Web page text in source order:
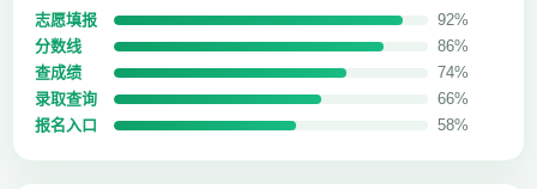
志愿填报
92%
分数线
86%
查成绩
74%
录取查询
66%
报名入口
58%